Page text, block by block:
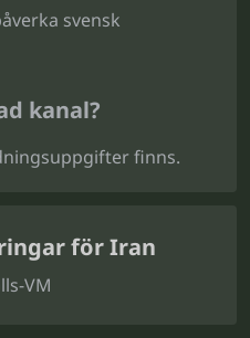
svensk
kanal?
finns.
för Iran
VM